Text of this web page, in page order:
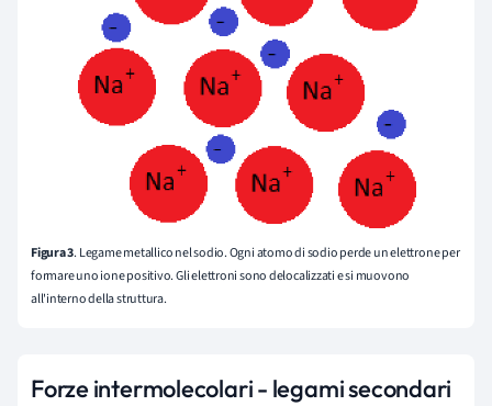
Figura 3. Legame metallico nel sodio. Ogni atomo di sodio perde un elettrone per
formare uno ione positivo. Gli elettroni sono delocalizzati e si muovono
all'interno della struttura.
Forze intermolecolari - legami secondari